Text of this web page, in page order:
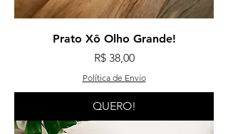
Prato Xô Olho Grande!
Preço
R$ 38,00
Política de Envio
QUERO!